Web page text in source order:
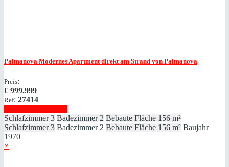
Palmanova Modernes Apartment direkt am Strand von Palmanova
Preis:
€ 999.999
Ref: 27414
Schlafzimmer 3 Badezimmer 2 Bebaute Fläche 156 m²
Schlafzimmer 3 Badezimmer 2 Bebaute Fläche 156 m² Baujahr
1970
×